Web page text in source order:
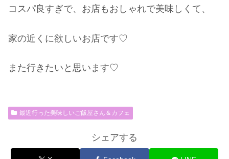
コスパ良すぎで、お店もおしゃれで美味しくて、
家の近くに欲しいお店です♡
また行きたいと思います♡
最近行った美味しいご飯屋さん＆カフェ
シェアする